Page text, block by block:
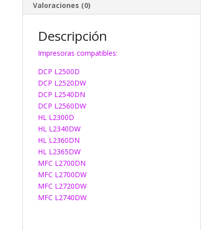
Valoraciones (0)
Descripción
Impresoras compatibles:
DCP L2500D
DCP L2520DW
DCP L2540DN
DCP L2560DW
HL L2300D
HL L2340DW
HL L2360DN
HL L2365DW
MFC L2700DN
MFC L2700DW
MFC L2720DW
MFC L2740DW